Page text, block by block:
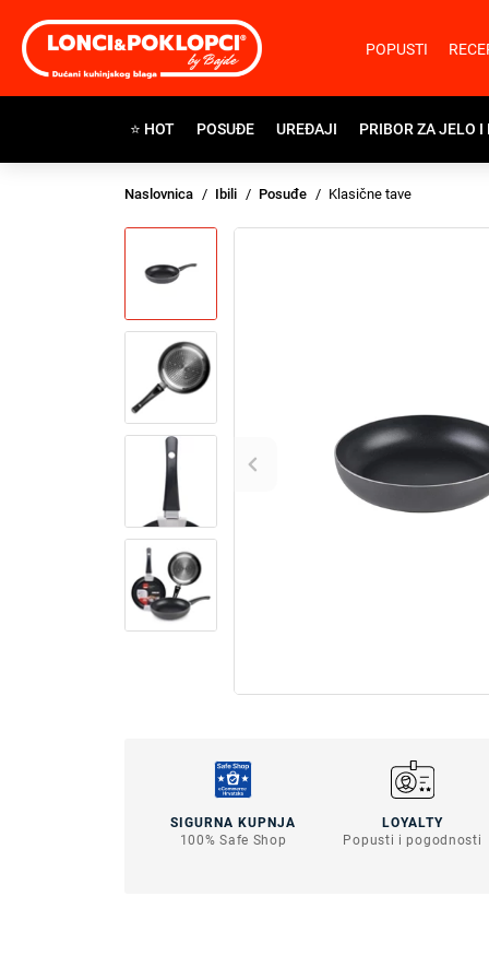
POPUSTI
⭐ HOT POSUĐE UREĐAJI PRIBOR ZA JELO I
Naslovnica Ibili Posuđe Klasične tave
SIGURNA KUPNJA
100% Safe Shop
LOYALTY
Popusti i pogodnosti